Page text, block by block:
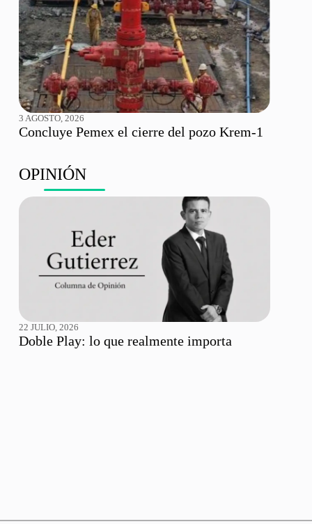
3 AGOSTO, 2026
Concluye Pemex el cierre del pozo Krem-1
OPINIÓN
22 JULIO, 2026
Doble Play: lo que realmente importa